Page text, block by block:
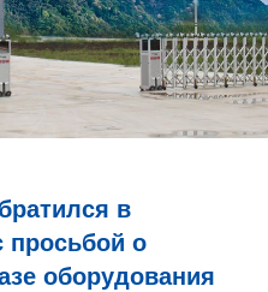
в
просьбой о
оборудования